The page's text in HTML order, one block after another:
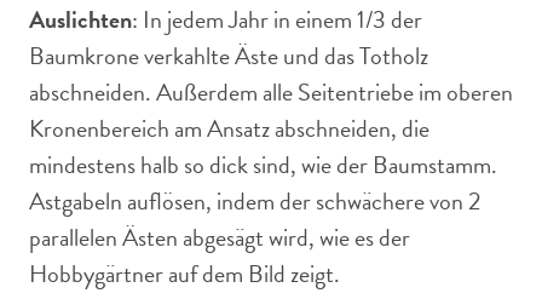
Auslichten: In jedem Jahr in einem 1/3 der
Baumkrone verkahlte Äste und das Totholz
abschneiden. Außerdem alle Seitentriebe im oberen
Kronenbereich am Ansatz abschneiden, die
mindestens halb so dick sind, wie der Baumstamm.
Astgabeln auflösen, indem der schwächere von 2
parallelen Ästen abgesägt wird, wie es der
Hobbygärtner auf dem Bild zeigt.